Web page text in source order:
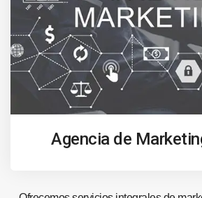
Agencia de